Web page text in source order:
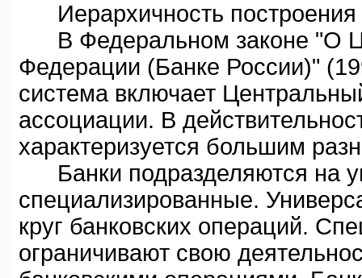
Иерархичность построения
В Федеральном законе "О
Федерации (Банке России)"
система включает
ассоциации. В
характеризуется большим
Банки подразделяются на
специализированные.
круг банковских операций.
ограничивают свою